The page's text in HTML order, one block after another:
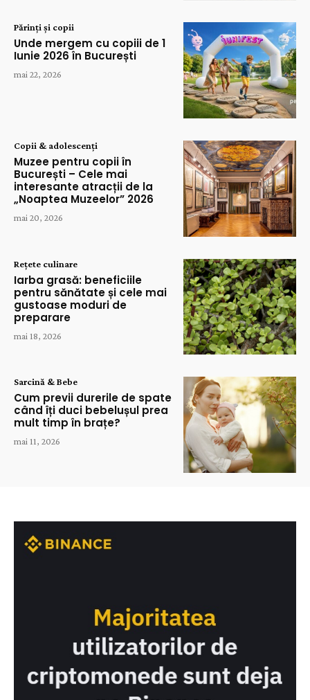
Părinți și copii
Unde mergem cu copiii de 1
Iunie 2026 în București
mai 22, 2026
Copii & adolescenți
Muzee pentru copii în
București – Cele mai
interesante atracții de la
„Noaptea Muzeelor” 2026
mai 20, 2026
Rețete culinare
Iarba grasă: beneficiile
pentru sănătate și cele mai
gustoase moduri de
preparare
mai 18, 2026
Sarcină & Bebe
Cum previi durerile de spate
când îți duci bebelușul prea
mult timp în brațe?
mai 11, 2026